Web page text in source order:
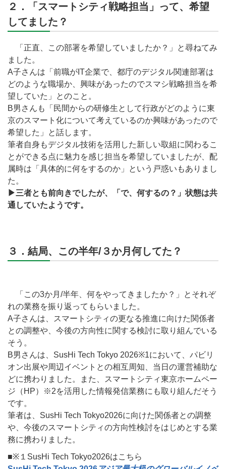
２．「スマートシティ戦略担当」って、希望
してました？
「正直、この部署を希望していましたか？」と尋ねてみ
ました。
A子さんは「前職がIT企業で、都庁のデジタル関連部署は
どのような職場か、興味があったのでスマシ戦略担当を希
望していた」とのこと。
B男さんも「民間からの研修生として行政がどのように東
京のスマート化について考えているのか興味があったので
希望した」と話します。
筆者自身もデジタル技術を活用した新しい取組に関わるこ
とができる点に魅力を感じ担当を希望していましたが、配
属時は「具体的に何をするのか」という戸惑いもありまし
た。
▶三者とも前向きでしたが、「で、何するの？」状態は共
通していたようです。
３．結局、この半年/３か月何してた？
「この3か月/半年、何をやってきましたか？」とそれぞ
れの業務を振り返ってもらいました。
A子さんは、スマートシティの更なる推進に向けた関係者
との調整や、今後の方向性に関する検討に取り組んでいる
そう。
B男さんは、SusHi Tech Tokyo 2026※1において、パビリ
オン出展や周辺イベントとの相互周知、当日の運営補助な
どに携わりました。また、スマートシティ東京ホームペー
ジ（HP）※2を活用した情報発信業務にも取り組んだそう
です。
筆者は、SusHi Tech Tokyo2026に向けた関係者との調整
や、今後のスマートシティの方向性検討をはじめとする業
務に携わりました。
■※１SusHi Tech Tokyo2026はこちら